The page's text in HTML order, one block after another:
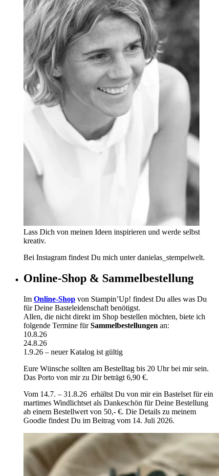
Lass Dich von meinen Ideen inspirieren und werde selbst
kreativ.
Bei Instagram findest Du mich unter danielas_stempelwelt.
Online-Shop & Sammelbestellung
Im Online-Shop von Stampin’Up! findest Du alles was Du
für Deine Basteleidenschaft benötigst.
Allen, die nicht direkt im Shop bestellen möchten, biete ich
folgende Termine fürSammelbestellungen an:
10.8.26
24.8.26
1.9.26 – neuer Katalog ist gültig
Eure Wünsche sollten am Bestelltag bis 20 Uhr bei mir sein.
Das Porto von mir zu Dir beträgt 6,90 €.
Vom 14.7. – 31.8.26 erhältst Du von mir ein Bastelset für ein
martimes Windlichtset als Dankeschön für Deine Bestellung
ab einem Bestellwert von 50,- €. Die Details zu meinem
Goodie findest Du im Beitrag vom 14. Juli 2026.